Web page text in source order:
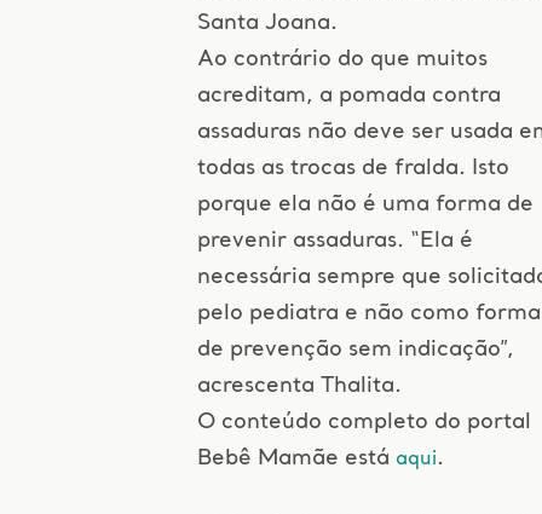
Santa Joana.
Ao contrário do que muitos
acreditam, a pomada contra
assaduras não deve ser usada
todas as trocas de fralda. Isto
porque ela não é uma forma de
prevenir assaduras. “Ela é
necessária sempre que
pelo pediatra e não como forma
de prevenção sem indicação”,
acrescenta Thalita.
O conteúdo completo do portal
Bebê Mamãe está aqui.